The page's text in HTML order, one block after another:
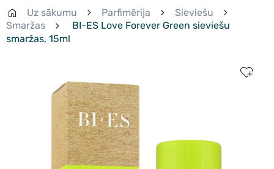
Uz sākumu Parfimērija
Sieviešu
Smaržas
BI-ES Love Forever Green sieviešu
smaržas, 15ml